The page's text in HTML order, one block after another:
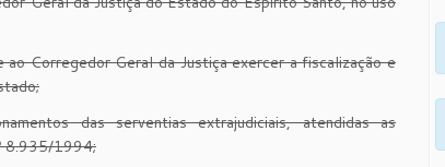
Corregedor Geral da Justiça exercer a fiscalização e
das serventias extrajudiciais, atendidas as
8.935/1994;